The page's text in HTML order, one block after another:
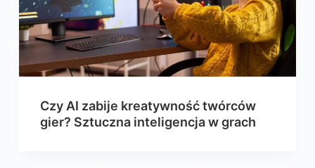
Czy AI zabije kreatywność twórców
gier? Sztuczna inteligencja w grach